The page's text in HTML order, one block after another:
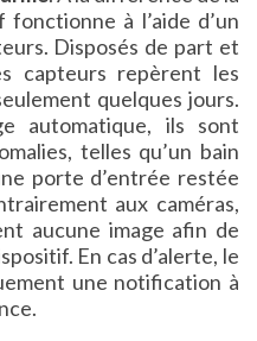
à l’aide d’un
Disposés de part et
capteurs repèrent les
quelques jours.
automatique, ils sont
telles qu’un bain
porte d’entrée restée
aux caméras,
aucune image afin de
En cas d’alerte, le
une notification à